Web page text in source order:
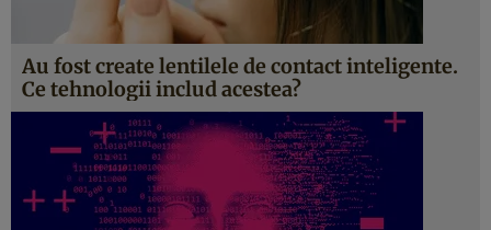
Au fost create lentilele de contact inteligente.
Ce tehnologii includ acestea?